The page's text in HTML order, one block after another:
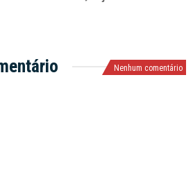
Nenhum comentário